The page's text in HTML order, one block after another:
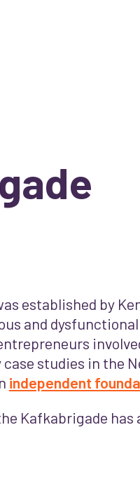
established by
and
studies in the
independent
Kafkabrigade has